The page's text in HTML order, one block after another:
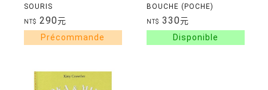
SOURIS
NT$ 290元
BOUCHE (POCHE)
NT$ 330元